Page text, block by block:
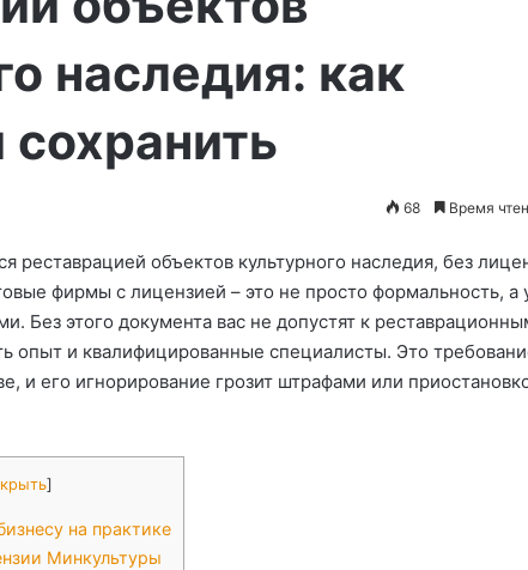
наследия: как
сохранить
68 Время
реставрацией объектов культурного наследия, без
фирмы с лицензией – это не просто формальность, а
Без этого документа вас не допустят к
опыт и квалифицированные специалисты. Это
и его игнорирование грозит штрафами или
]
на практике
Минкультуры
стробоскоп для
зажигания своими
роста
бетона